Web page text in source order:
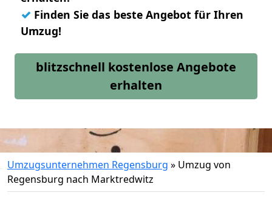
✓ Finden Sie das beste Angebot für Ihren
Umzug!
blitzschnell kostenlose Angebote
erhalten
Umzugsunternehmen Regensburg » Umzug von
Regensburg nach Marktredwitz